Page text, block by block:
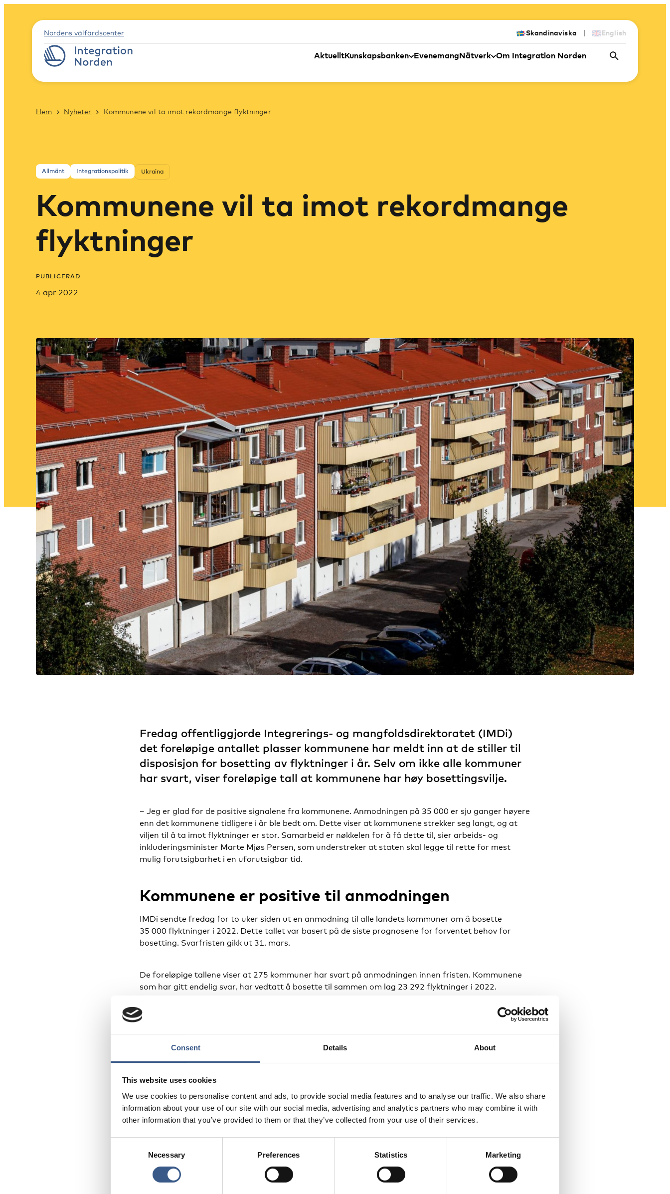
Consent Details About
This website uses cookies
We use cookies to personalise content and ads, to provide social media features and to analyse our traffic. We also share
information about your use of our site with our social media, advertising and analytics partners who may combine it with
other information that you’ve provided to them or that they’ve collected from your use of their services.
Necessary Preferences Statistics Marketing
Nordens välfärdscenter Skandinaviska | English
AktuelltKunskapsbanken EvenemangNätverk Om Integration Norden
Hem Nyheter Kommunene vil ta imot rekordmange flyktninger
Allmänt Integrationspolitik Ukraina
Kommunene vil ta imot rekordmange
flyktninger
PUBLICERAD
4 apr 2022
Fredag offentliggjorde Integrerings- og mangfoldsdirektoratet (IMDi)
det foreløpige antallet plasser kommunene har meldt inn at de stiller til
disposisjon for bosetting av flyktninger i år. Selv om ikke alle kommuner
har svart, viser foreløpige tall at kommunene har høy bosettingsvilje.
– Jeg er glad for de positive signalene fra kommunene. Anmodningen på 35 000 er sju ganger høyere
enn det kommunene tidligere i år ble bedt om. Dette viser at kommunene strekker seg langt, og at
viljen til å ta imot flyktninger er stor. Samarbeid er nøkkelen for å få dette til, sier arbeids- og
inkluderingsminister Marte Mjøs Persen, som understreker at staten skal legge til rette for mest
mulig forutsigbarhet i en uforutsigbar tid.
Kommunene er positive til anmodningen
IMDi sendte fredag for to uker siden ut en anmodning til alle landets kommuner om å bosette
35 000 flyktninger i 2022. Dette tallet var basert på de siste prognosene for forventet behov for
bosetting. Svarfristen gikk ut 31. mars.
De foreløpige tallene viser at 275 kommuner har svart på anmodningen innen fristen. Kommunene
som har gitt endelig svar, har vedtatt å bosette til sammen om lag 23 292 flyktninger i 2022.
– Vi ser en klar trend i at kommunene som har sendt inn svar, har vedtatt i tråd med vår anmodning.
svært positivt, særlig med tanke på den korte fristen som har blitt gitt, sier IMDis direktør Libe
venter på politisk behandling i kommunestyret. 60 kommuner har bedt om utsatt frist.
Oppskalering av bolig- og
tjenestetilbud